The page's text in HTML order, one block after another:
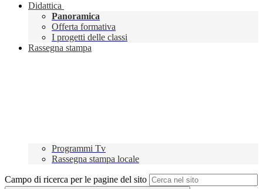
Didattica
Panoramica
Offerta formativa
I progetti delle classi
Rassegna stampa
Programmi Tv
Rassegna stampa locale
Campo di ricerca per le pagine del sito